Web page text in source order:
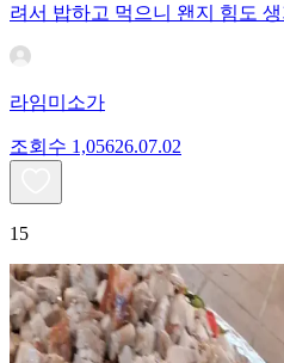
려서 밥하고 먹으니 왠지 힘도
라임미소가
조회수 1,05626.07.02
15